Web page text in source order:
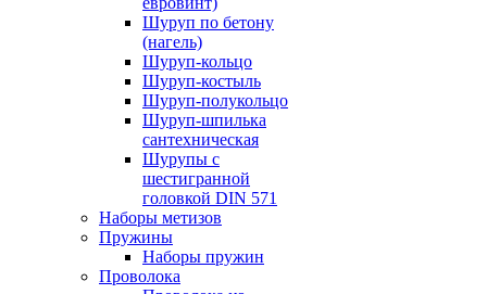
Шуруп по бетону
(нагель)
Шуруп-кольцо
Шуруп-костыль
Шуруп-полукольцо
Шуруп-шпилька
сантехническая
Шурупы с
шестигранной
головкой DIN 571
Наборы метизов
Пружины
Наборы пружин
Проволока